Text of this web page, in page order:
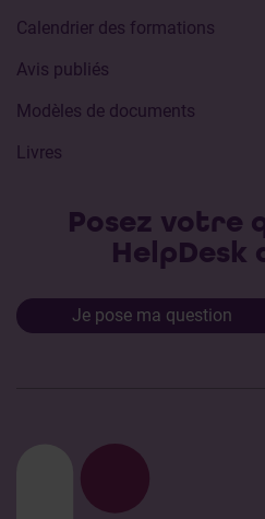
Calendrier des formations
Avis publiés
Modèles de documents
Livres
Posez votre
HelpDesk
Je pose ma question